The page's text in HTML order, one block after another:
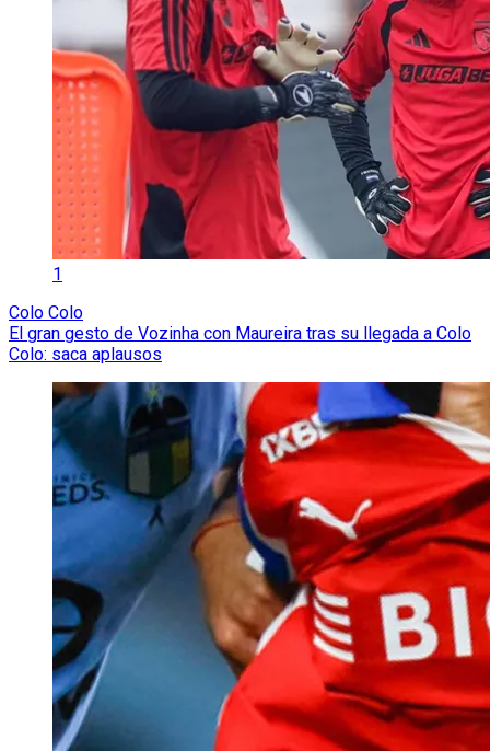
1
Colo Colo
El gran gesto de Vozinha con Maureira tras su llegada a Colo
Colo: saca aplausos